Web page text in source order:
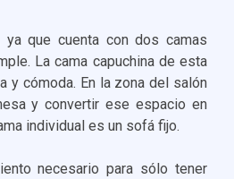
ya que cuenta con dos camas
La cama capuchina de esta
y cómoda. En la zona del salón
y convertir ese espacio en
individual es un sofá fijo.
necesario para sólo tener